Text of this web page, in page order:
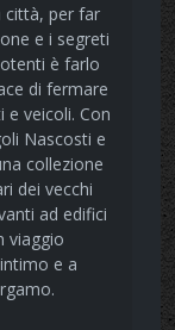
città, per far
e i segreti
è farlo
di fermare
veicoli. Con
Nascosti e
collezione
dei vecchi
ad edifici
viaggio
e a